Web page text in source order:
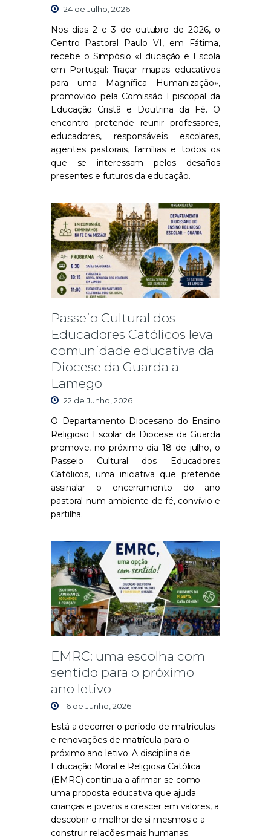
24 de Julho, 2026
Nos dias 2 e 3 de outubro de 2026, o
Centro Pastoral Paulo VI, em Fátima,
recebe o Simpósio «Educação e Escola
em Portugal: Traçar mapas educativos
para uma Magnífica Humanização»,
promovido pela Comissão Episcopal da
Educação Cristã e Doutrina da Fé. O
encontro pretende reunir professores,
educadores, responsáveis escolares,
agentes pastorais, famílias e todos os
que se interessam pelos desafios
presentes e futuros da educação.
Passeio Cultural dos
Educadores Católicos leva
comunidade educativa da
Diocese da Guarda a
Lamego
22 de Junho, 2026
O Departamento Diocesano do Ensino
Religioso Escolar da Diocese da Guarda
promove, no próximo dia 18 de julho, o
Passeio Cultural dos Educadores
Católicos, uma iniciativa que pretende
assinalar o encerramento do ano
pastoral num ambiente de fé, convívio e
partilha.
EMRC: uma escolha com
sentido para o próximo
ano letivo
16 de Junho, 2026
Está a decorrer o período de matrículas
e renovações de matrícula para o
próximo ano letivo. A disciplina de
Educação Moral e Religiosa Católica
(EMRC) continua a afirmar-se como
uma proposta educativa que ajuda
crianças e jovens a crescer em valores, a
descobrir o melhor de si mesmos e a
construir relações mais humanas.